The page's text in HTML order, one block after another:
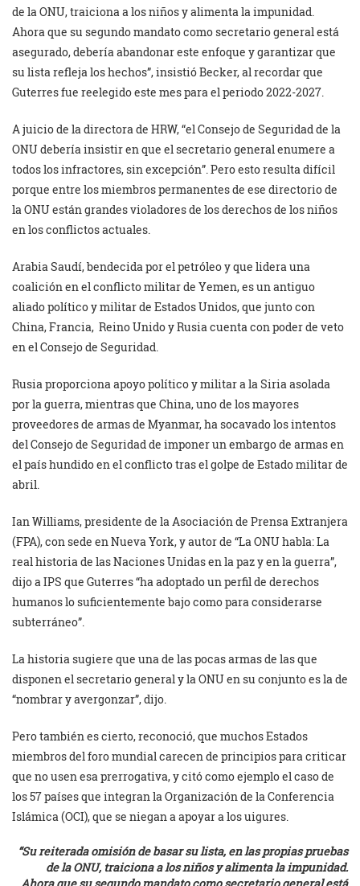
de la ONU, traiciona a los niños y alimenta la impunidad.
Ahora que su segundo mandato como secretario general está
asegurado, debería abandonar este enfoque y garantizar que
su lista refleja los hechos”, insistió Becker, al recordar que
Guterres fue reelegido este mes para el periodo 2022-2027.
A juicio de la directora de HRW, “el Consejo de Seguridad de la
ONU debería insistir en que el secretario general enumere a
todos los infractores, sin excepción”. Pero esto resulta difícil
porque entre los miembros permanentes de ese directorio de
la ONU están grandes violadores de los derechos de los niños
en los conflictos actuales.
Arabia Saudí, bendecida por el petróleo y que lidera una
coalición en el conflicto militar de Yemen, es un antiguo
aliado político y militar de Estados Unidos, que junto con
China, Francia, Reino Unido y Rusia cuenta con poder de veto
en el Consejo de Seguridad.
Rusia proporciona apoyo político y militar a la Siria asolada
por la guerra, mientras que China, uno de los mayores
proveedores de armas de Myanmar, ha socavado los intentos
del Consejo de Seguridad de imponer un embargo de armas en
el país hundido en el conflicto tras el golpe de Estado militar de
abril.
Ian Williams, presidente de la Asociación de Prensa Extranjera
(FPA), con sede en Nueva York, y autor de “La ONU habla: La
real historia de las Naciones Unidas en la paz y en la guerra”,
dijo a IPS que Guterres “ha adoptado un perfil de derechos
humanos lo suficientemente bajo como para considerarse
subterráneo”.
La historia sugiere que una de las pocas armas de las que
disponen el secretario general y la ONU en su conjunto es la de
“nombrar y avergonzar”, dijo.
Pero también es cierto, reconoció, que muchos Estados
miembros del foro mundial carecen de principios para criticar
que no usen esa prerrogativa, y citó como ejemplo el caso de
los 57 países que integran la Organización de la Conferencia
Islámica (OCI), que se niegan a apoyar a los uigures.
“Su reiterada omisión de basar su lista, en las propias pruebas
de la ONU, traiciona a los niños y alimenta la impunidad.
Ahora que su segundo mandato como secretario general está